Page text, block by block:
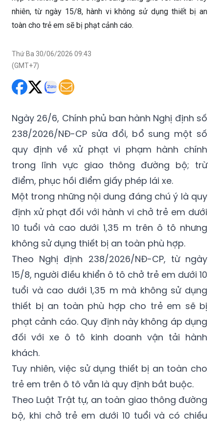
nhiên, từ ngày 15/8, hành vi không sử dụng thiết bị an
toàn cho trẻ em sẽ bị phạt cảnh cáo.
Thứ Ba 30/06/2026 09:43
(GMT+7)
Ngày 26/6, Chính phủ ban hành Nghị định số
238/2026/NĐ-CP sửa đổi, bổ sung một số
quy định về xử phạt vi phạm hành chính
trong lĩnh vực giao thông đường bộ; trừ
điểm, phục hồi điểm giấy phép lái xe.
Một trong những nội dung đáng chú ý là quy
định xử phạt đối với hành vi chở trẻ em dưới
10 tuổi và cao dưới 1,35 m trên ô tô nhưng
không sử dụng thiết bị an toàn phù hợp.
Theo Nghị định 238/2026/NĐ-CP, từ ngày
15/8, người điều khiển ô tô chở trẻ em dưới 10
tuổi và cao dưới 1,35 m mà không sử dụng
thiết bị an toàn phù hợp cho trẻ em sẽ bị
phạt cảnh cáo. Quy định này không áp dụng
đối với xe ô tô kinh doanh vận tải hành
khách.
Tuy nhiên, việc sử dụng thiết bị an toàn cho
trẻ em trên ô tô vẫn là quy định bắt buộc.
Theo Luật Trật tự, an toàn giao thông đường
bộ, khi chở trẻ em dưới 10 tuổi và có chiều